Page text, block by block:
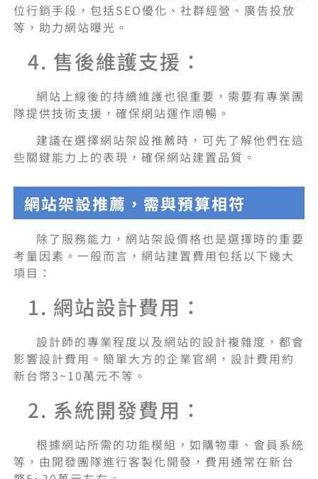
位行銷手段，包括SEO優化、社群經營、廣告投放
等，助力網站曝光。
4. 售後維護支援：
網站上線後的持續維護也很重要，需要有專業團
隊提供技術支援，確保網站運作順暢。
建議在選擇網站架設推薦時，可先了解他們在這
些關鍵能力上的表現，確保網站建置品質。
網站架設推薦，需與預算相符
除了服務能力，網站架設價格也是選擇時的重要
考量因素。一般而言，網站建置費用包括以下幾大
項目：
1. 網站設計費用：
設計師的專業程度以及網站的設計複雜度，都會
影響設計費用。簡單大方的企業官網，設計費用約
新台幣3~10萬元不等。
2. 系統開發費用：
根據網站所需的功能模組，如購物車、會員系統
等，由開發團隊進行客製化開發，費用通常在新台